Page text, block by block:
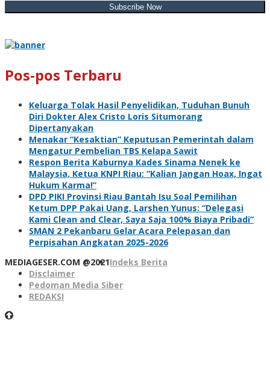
Pos-pos Terbaru
Keluarga Tolak Hasil Penyelidikan, Tuduhan Bunuh
Diri Dokter Alex Cristo Loris Situmorang
Dipertanyakan
Menakar “Kesaktian” Keputusan Pemerintah dalam
Mengatur Pembelian TBS Kelapa Sawit
Respon Berita Kaburnya Kades Sinama Nenek ke
Malaysia, Ketua KNPI Riau: “Kalian Jangan Hoax, Ingat
Hukum Karma!”
DPD PIKI Provinsi Riau Bantah Isu Soal Pemilihan
Ketum DPP Pakai Uang, Larshen Yunus: “Delegasi
Kami Clean and Clear, Saya Saja 100% Biaya Pribadi”
SMAN 2 Pekanbaru Gelar Acara Pelepasan dan
Perpisahan Angkatan 2025-2026
MEDIAGESER.COM @2021Indeks Berita
Disclaimer
Pedoman Media Siber
REDAKSI